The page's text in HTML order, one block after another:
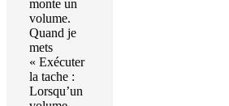
monte un
volume.
Quand je
mets
« Exécuter
la tache :
Lorsqu’un